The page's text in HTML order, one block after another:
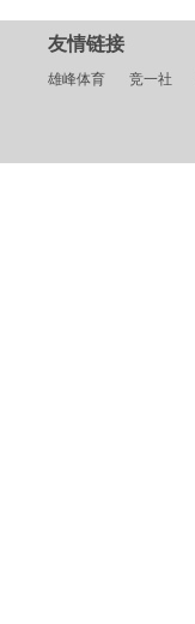
友情链接
雄峰体育 竞一社